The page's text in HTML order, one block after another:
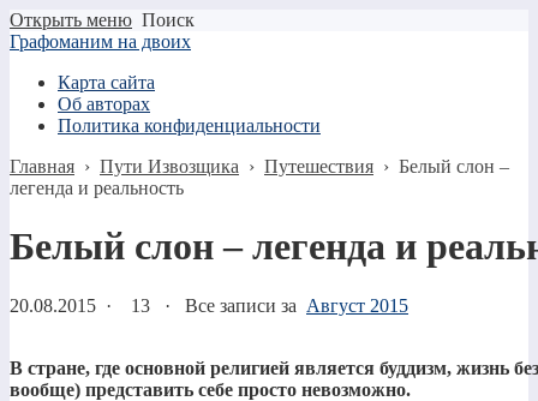
Открыть меню Поиск
Графоманим на двоих
Карта сайта
Об авторах
Политика конфиденциальности
Главная › Пути Извозщика › Путешествия › Белый слон –
легенда и реальность
Белый слон – легенда и
20.08.2015 · 13 · Все записи за Август 2015
В стране, где основной религией является буддизм, жизнь
вообще) представить себе просто невозможно.